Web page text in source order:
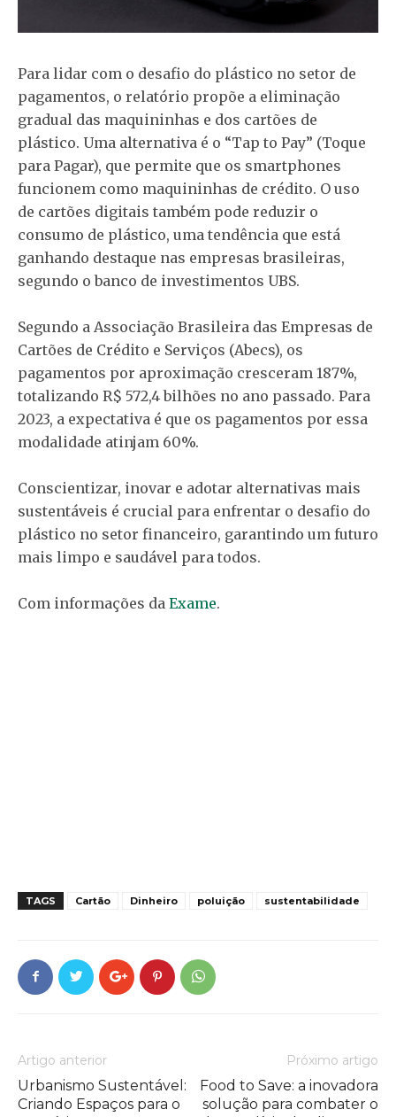
Para lidar com o desafio do plástico no setor de
pagamentos, o relatório propõe a eliminação
gradual das maquininhas e dos cartões de
plástico. Uma alternativa é o “Tap to Pay” (Toque
para Pagar), que permite que os smartphones
funcionem como maquininhas de crédito. O uso
de cartões digitais também pode reduzir o
consumo de plástico, uma tendência que está
ganhando destaque nas empresas brasileiras,
segundo o banco de investimentos UBS.
Segundo a Associação Brasileira das Empresas de
Cartões de Crédito e Serviços (Abecs), os
pagamentos por aproximação cresceram 187%,
totalizando R$ 572,4 bilhões no ano passado. Para
2023, a expectativa é que os pagamentos por essa
modalidade atinjam 60%.
Conscientizar, inovar e adotar alternativas mais
sustentáveis é crucial para enfrentar o desafio do
plástico no setor financeiro, garantindo um futuro
mais limpo e saudável para todos.
Com informações da Exame.
TAGS Cartão Dinheiro poluição sustentabilidade
Artigo anterior
Urbanismo Sustentável:
Criando Espaços para o
Próximo artigo
Food to Save: a inovadora
solução para combater o